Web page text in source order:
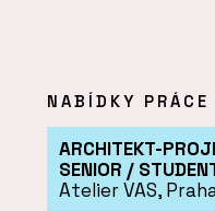
NABÍDKY PRÁCE
ARCHITEKT-
SENIOR /
Atelier VAS,